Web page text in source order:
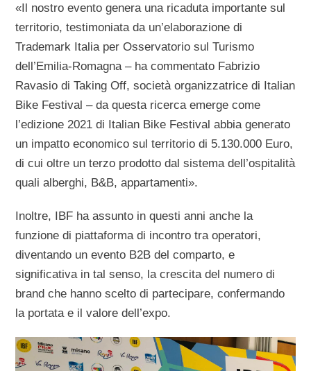
«Il nostro evento genera una ricaduta importante sul
territorio, testimoniata da un’elaborazione di
Trademark Italia per Osservatorio sul Turismo
dell’Emilia-Romagna – ha commentato Fabrizio
Ravasio di Taking Off, società organizzatrice di Italian
Bike Festival – da questa ricerca emerge come
l’edizione 2021 di Italian Bike Festival abbia generato
un impatto economico sul territorio di 5.130.000 Euro,
di cui oltre un terzo prodotto dal sistema dell’ospitalità
quali alberghi, B&B, appartamenti».
Inoltre, IBF ha assunto in questi anni anche la
funzione di piattaforma di incontro tra operatori,
diventando un evento B2B del comparto, e
significativa in tal senso, la crescita del numero di
brand che hanno scelto di partecipare, confermando
la portata e il valore dell’expo.